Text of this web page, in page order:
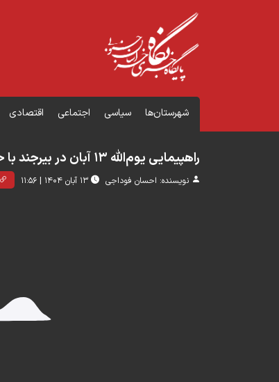
شهرستان‌ها سیاسی اجتماعی اقتصادی
راهپیمایی یوم‌الله ۱۳ آبان در بیرجند با حضور پرشور مردم انقلابی
نویسنده: احسان فوداجی ۱۳ آبان ۱۴۰۴ | 11:56